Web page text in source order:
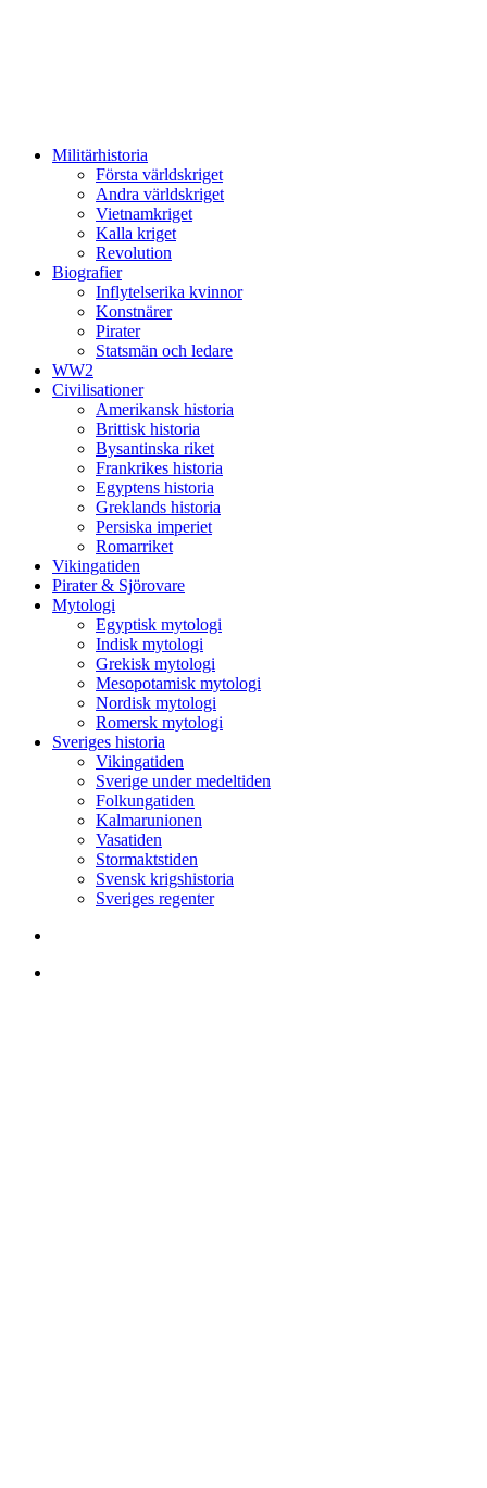
Menu
Militärhistoria
Första världskriget
Andra världskriget
Vietnamkriget
Kalla kriget
Revolution
Biografier
Inflytelserika kvinnor
Konstnärer
Pirater
Statsmän och ledare
WW2
Civilisationer
Amerikansk historia
Brittisk historia
Bysantinska riket
Frankrikes historia
Egyptens historia
Greklands historia
Persiska imperiet
Romarriket
Vikingatiden
Pirater & Sjörovare
Mytologi
Egyptisk mytologi
Indisk mytologi
Grekisk mytologi
Mesopotamisk mytologi
Nordisk mytologi
Romersk mytologi
Sveriges historia
Vikingatiden
Sverige under medeltiden
Folkungatiden
Kalmarunionen
Vasatiden
Stormaktstiden
Svensk krigshistoria
Sveriges regenter